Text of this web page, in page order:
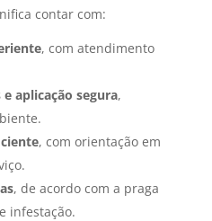
contar com:
, com atendimento
aplicação segura,
, com orientação em
, de acordo com a praga
infestação.